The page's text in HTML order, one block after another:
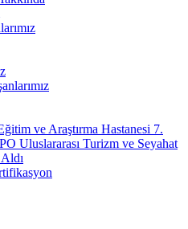
ve Araştırma Hastanesi 7.
Uluslararası Turizm ve Seyahat